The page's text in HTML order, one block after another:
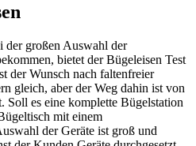
großen Auswahl der
bietet der Bügeleisen Test
der Wunsch nach faltenfreier
gleich, aber der Weg dahin ist von
Soll es eine komplette Bügelstation
mit einem
der Geräte ist groß und